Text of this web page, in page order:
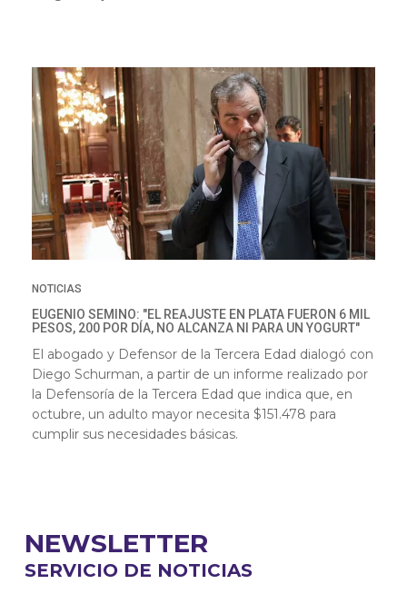
NOTICIAS
EUGENIO SEMINO: "EL REAJUSTE EN PLATA FUERON 6 MIL
PESOS, 200 POR DÍA, NO ALCANZA NI PARA UN YOGURT"
El abogado y Defensor de la Tercera Edad dialogó con
Diego Schurman, a partir de un informe realizado por
la Defensoría de la Tercera Edad que indica que, en
octubre, un adulto mayor necesita $151.478 para
cumplir sus necesidades básicas.
NEWSLETTER
SERVICIO DE NOTICIAS